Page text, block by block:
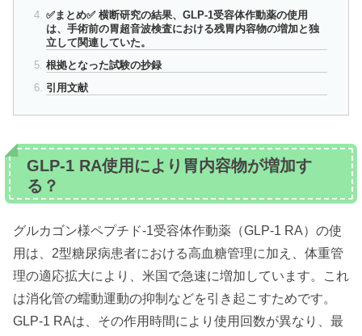
✅まとめ✅ 横断研究の結果、GLP-1受容体作動薬の使用
は、手術前の胃超音波検査における残胃内容物の増加と独
立して関連していた。
根拠となった試験の抄録
引用文献
GLP-1 RA使用により胃内容物が増加す
る？
グルカゴン様ペプチド-1受容体作動薬（GLP-1 RA）の使
用は、2型糖尿病患者における高血糖管理に加え、体重管
理の適応拡大により、米国で急速に増加しています。これ
は消化管の蠕動運動の抑制などを引き起こすためです。
GLP-1 RAは、その作用時間により使用回数が異なり、最